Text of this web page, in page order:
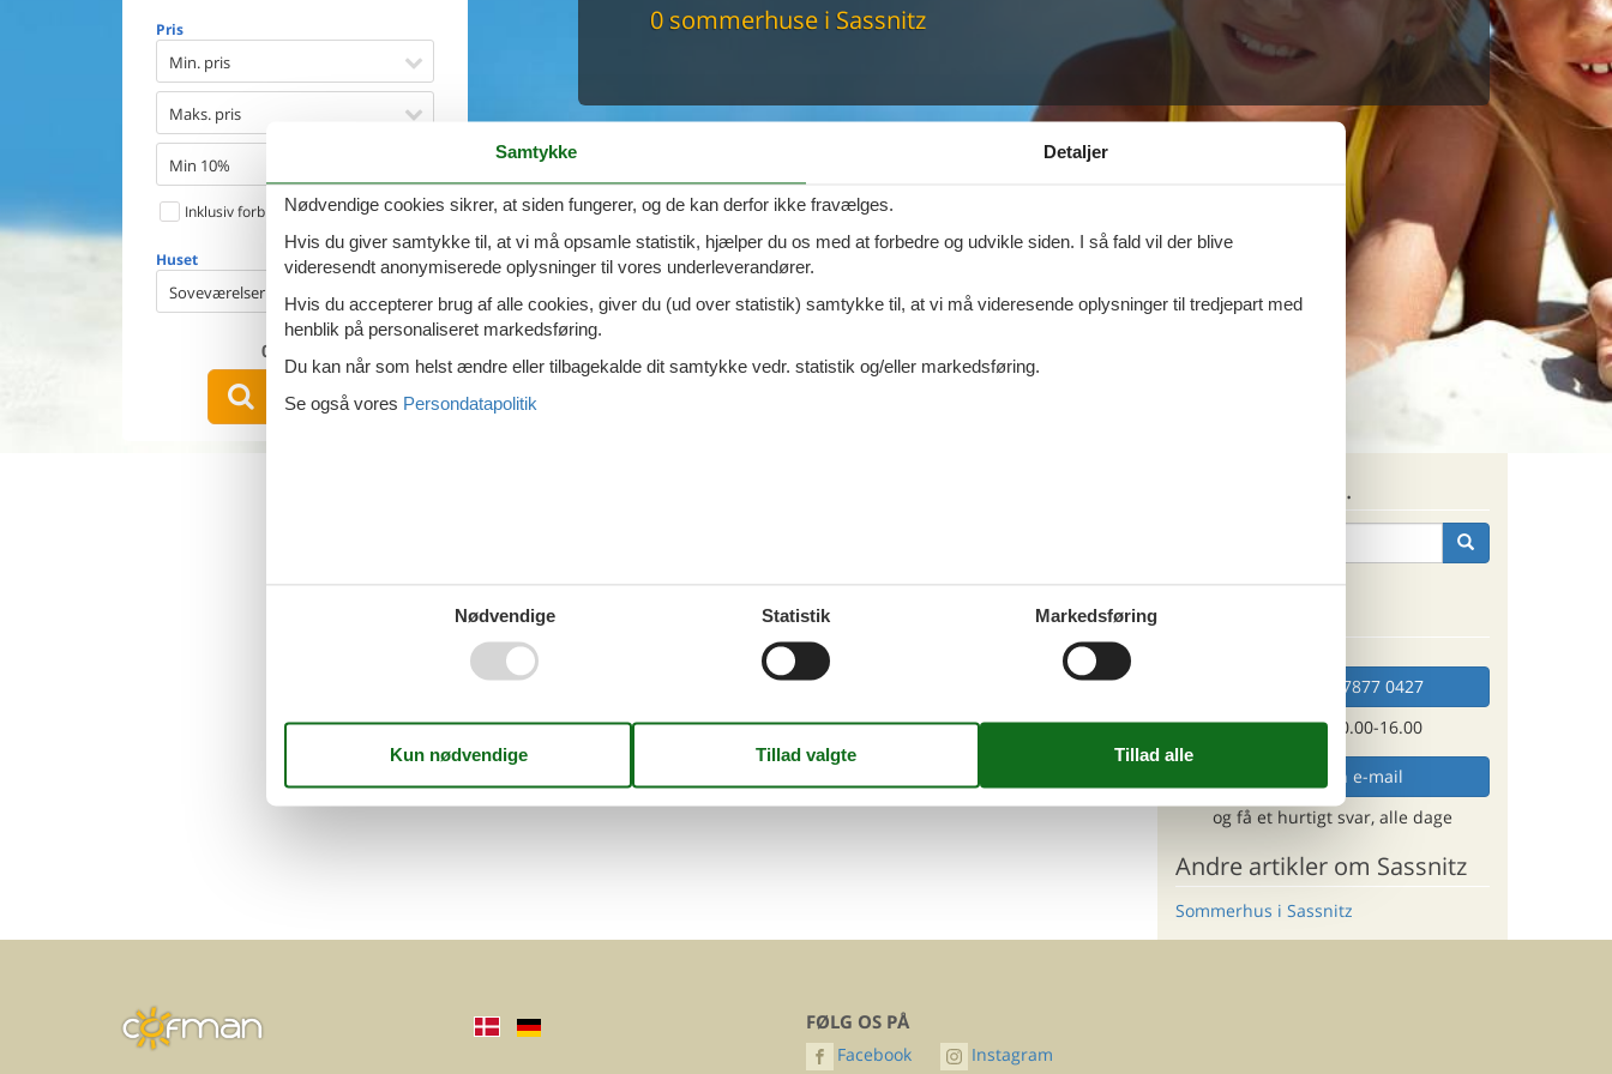
Pris
Min. pris
Maks. pris
Min 10%
Inklusiv forbrug
Huset
Soveværelser
0
VIS HUSE
Gode fiskeforhold
Indhegnet område
Aircondition
Ladestander til elbil
Energivenligt
0 sommerhuse i Sassnitz
Søg efter husnr.
Ring (+45) 7877 0427
Man. - fre. 10.00-16.00
Send en e-mail
og få et hurtigt svar, alle dage
Andre artikler om Sassnitz
Sommerhus i Sassnitz
FØLG OS PÅ
Facebook Instagram
Samtykke Detaljer
Nødvendige cookies sikrer, at siden fungerer, og de kan derfor ikke fravælges.
Hvis du giver samtykke til, at vi må opsamle statistik, hjælper du os med at forbedre og udvikle siden. I så fald vil der blive
videresendt anonymiserede oplysninger til vores underleverandører.
Hvis du accepterer brug af alle cookies, giver du (ud over statistik) samtykke til, at vi må videresende oplysninger til tredjepart med
henblik på personaliseret markedsføring.
Du kan når som helst ændre eller tilbagekalde dit samtykke vedr. statistik og/eller markedsføring.
Se også vores Persondatapolitik
Nødvendige Statistik Markedsføring